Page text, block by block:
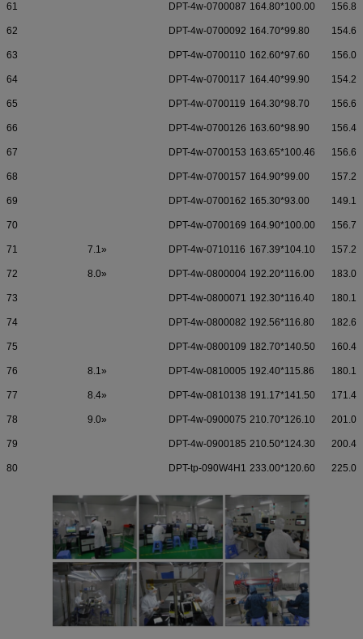
61 DPT-4w-0700087 164.80*100.00
62 DPT-4w-0700092 164.70*99.80
63 DPT-4w-0700110 162.60*97.60
64 DPT-4w-0700117 164.40*99.90
65 DPT-4w-0700119 164.30*98.70
66 DPT-4w-0700126 163.60*98.90
67 DPT-4w-0700153 163.65*100.46
68 DPT-4w-0700157 164.90*99.00
69 DPT-4w-0700162 165.30*93.00
70 DPT-4w-0700169 164.90*100.00
71 7.1» DPT-4w-0710116 167.39*104.10
72 8.0» DPT-4w-0800004 192.20*116.00
73 DPT-4w-0800071 192.30*116.40
74 DPT-4w-0800082 192.56*116.80
75 DPT-4w-0800109 182.70*140.50
76 8.1» DPT-4w-0810005 192.40*115.86
77 8.4» DPT-4w-0810138 191.17*141.50
78 9.0» DPT-4w-0900075 210.70*126.10
79 DPT-4w-0900185 210.50*124.30
80 DPT-tp-090W4H1 233.00*120.60